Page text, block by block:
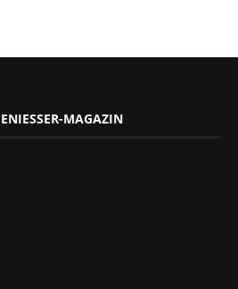
MAGAZIN